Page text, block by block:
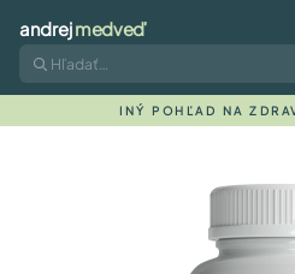
andrejmedveď
INÝ POHĽAD NA